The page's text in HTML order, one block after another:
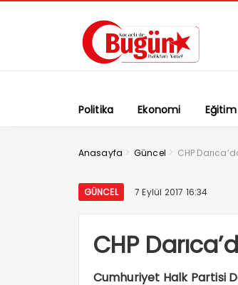
Politika Ekonomi Eğitim
Anasayfa > Güncel > CHP
GÜNCEL 7 Eylül 2017 16:34
CHP
Cumhuriyet Halk Partisi